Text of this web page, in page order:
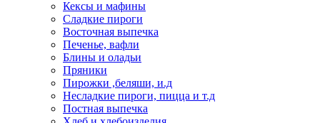
Кексы и мафины
Сладкие пироги
Восточная выпечка
Печенье, вафли
Блины и оладьи
Пряники
Пирожки ,беляши, и.д
Несладкие пироги, пицца и т.д
Постная выпечка